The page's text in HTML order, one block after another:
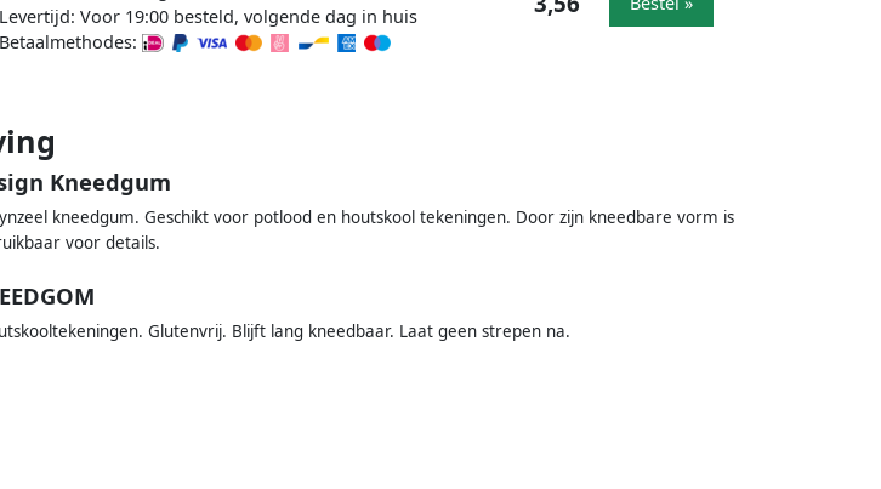
Levertijd: Voor 19:00 besteld, volgende dag in huis
Betaalmethodes:
Kneedgum
kneedgum. Geschikt voor potlood en houtskool tekeningen. Door zijn kneedbare vorm is
voor details.
Glutenvrij. Blijft lang kneedbaar. Laat geen strepen na.